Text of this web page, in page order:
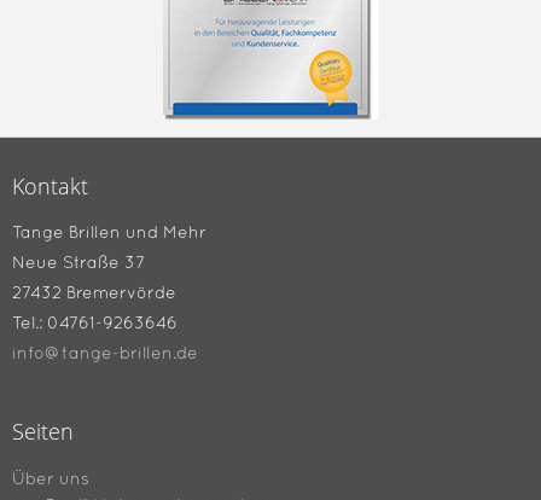
Kontakt
Tange Brillen und Mehr
Neue Straße 37
27432 Bremervörde
Tel.: 04761-9263646
info@tange-brillen.de
Seiten
Über uns